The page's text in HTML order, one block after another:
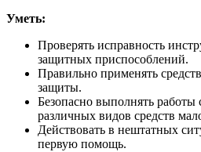
Уметь:
Проверять исправность
защитных приспособлений.
Правильно применять
защиты.
Безопасно выполнять работы
различных видов средств
Действовать в нештатных
первую помощь.